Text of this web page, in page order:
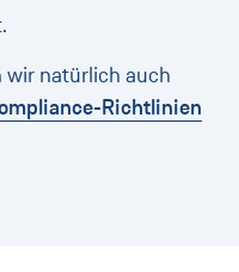
wir natürlich auch
Richtlinien